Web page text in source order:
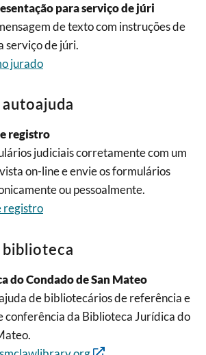
para serviço de júri
de texto com instruções de
serviço de júri.
jurado
registro
judiciais corretamente com um
on-line e envie os formulários
ou pessoalmente.
registro
biblioteca
do Condado de San Mateo
de bibliotecários de referência e
conferência da Biblioteca Jurídica do